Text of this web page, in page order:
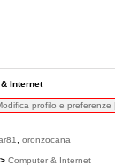
Internet
profilo e preferenze |
oronzocana
> Computer & Internet